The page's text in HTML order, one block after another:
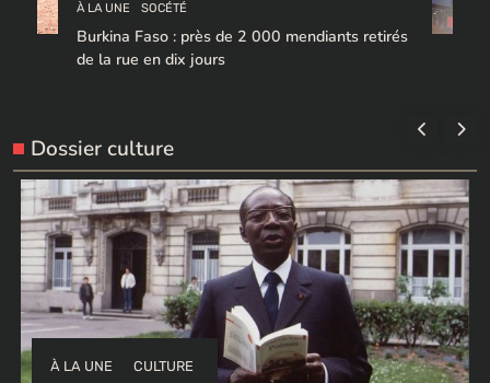
À LA UNE SOCÉTÉ
Burkina Faso : près de 2 000 mendiants retirés
de la rue en dix jours
Dossier culture